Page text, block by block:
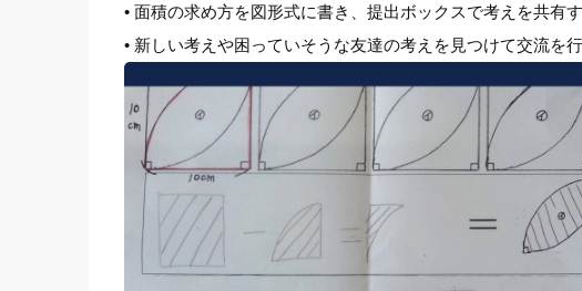
• 面積の求め方を図形式に書き、提出ボックスで考えを共有す
• 新しい考えや困っていそうな友達の考えを見つけて交流を行